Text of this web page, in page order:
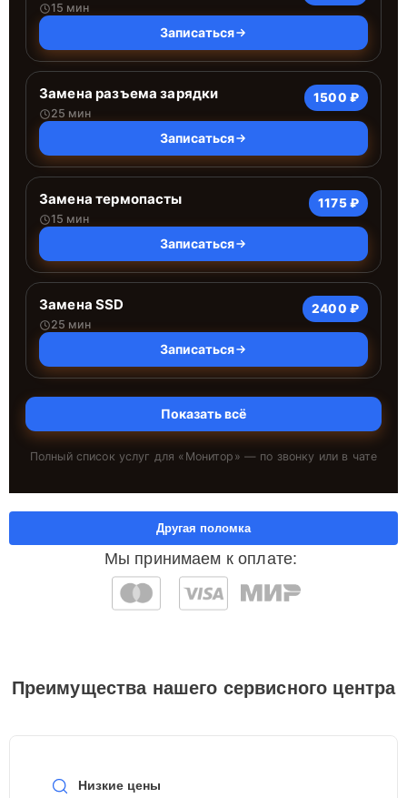
15 мин
Записаться
Замена разъема зарядки
25 мин
1500 ₽
Записаться
Замена термопасты
15 мин
1175 ₽
Записаться
Замена SSD
25 мин
2400 ₽
Записаться
Показать всё
Полный список услуг для « Монитор » — по звонку или в чате
Мы принимаем к оплате:
Другая поломка
Преимущества нашего сервисного центра
Низкие цены